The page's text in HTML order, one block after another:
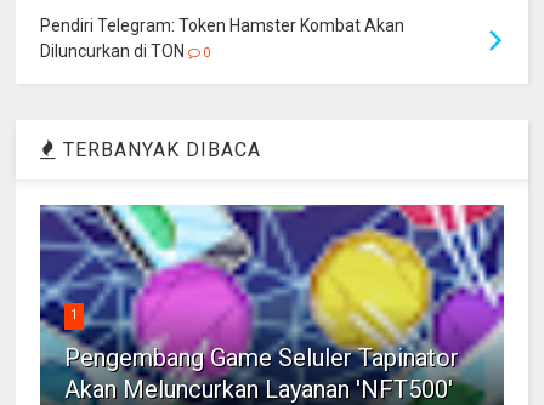
Pendiri Telegram: Token Hamster Kombat Akan
Diluncurkan di TON
0
TERBANYAK DIBACA
1
Pengembang Game Seluler Tapinator
Akan Meluncurkan Layanan 'NFT500'